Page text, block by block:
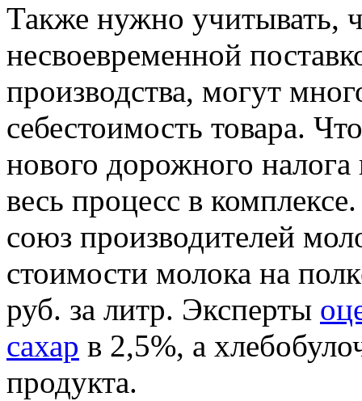
Также нужно учитывать,
несвоевременной
производства, могут
себестоимость товара.
нового дорожного
весь процесс в
союз производителей
стоимости молока на
руб. за литр. Эксперты
сахар в 2,5%, а
продукта.